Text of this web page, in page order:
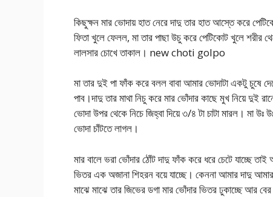
কিছুক্ষন মার ভোদায় হাত নেরে দাদু তার হাত আস্তে করে
ফিতা খুলে ফেলল, মা তার পাছা উচু করে পেটিকোট খুলে শরীর
লালসার চোখে তাকাল। new choti golpo
মা তার দুই পা ফাঁক করে বলল বাবা আমার ভোদাটা একটু চুষে
পাব।দাদু তার মাথা নিচু করে মার ভোঁদার কাছে মুখ নিয়ে দুই
ভোদা উপর থেকে নিচে জিহ্বা দিয়ে ৩/৪ টা চাটা মারল। মা
ভোদা চাঁটতে লাগল।
মার বালে ভরা ভোঁদার ঠোঁট দাদু ফাঁক করে ধরে চেটে যাচ্ছে
ভিতর এক অজানা শিহরন বয়ে যাচ্ছে। কেননা আমার দাদু
মাঝে মাঝে তার জিভের ডগা মার ভোঁদার ভিতর ঢুকাচ্ছে আর